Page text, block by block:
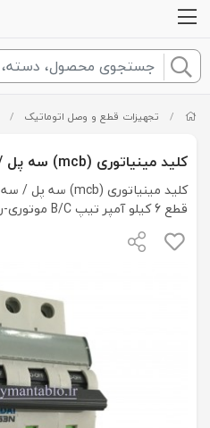
/ تجهیزات قطع و وصل اتوماتیک /
کلید مینیاتوری (mcb) سه پل / سه فاز 4 آمپر هیوندایی
قطع 6 کیلو آمپر تیپ B/C موتوری-روشنایی